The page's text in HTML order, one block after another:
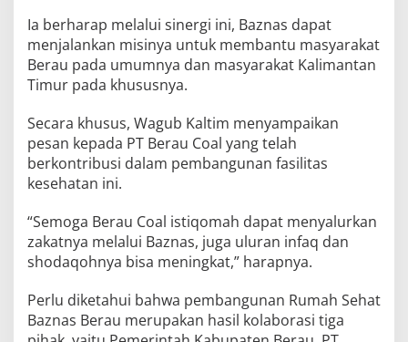
Ia berharap melalui sinergi ini, Baznas dapat
menjalankan misinya untuk membantu masyarakat
Berau pada umumnya dan masyarakat Kalimantan
Timur pada khususnya.
Secara khusus, Wagub Kaltim menyampaikan
pesan kepada PT Berau Coal yang telah
berkontribusi dalam pembangunan fasilitas
kesehatan ini.
“Semoga Berau Coal istiqomah dapat menyalurkan
zakatnya melalui Baznas, juga uluran infaq dan
shodaqohnya bisa meningkat,” harapnya.
Perlu diketahui bahwa pembangunan Rumah Sehat
Baznas Berau merupakan hasil kolaborasi tiga